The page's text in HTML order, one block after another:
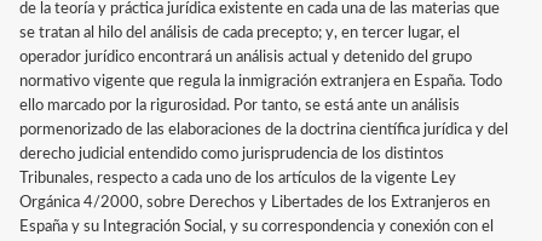
de la teoría y práctica jurídica existente en cada una de las materias que
se tratan al hilo del análisis de cada precepto; y, en tercer lugar, el
operador jurídico encontrará un análisis actual y detenido del grupo
normativo vigente que regula la inmigración extranjera en España. Todo
ello marcado por la rigurosidad. Por tanto, se está ante un análisis
pormenorizado de las elaboraciones de la doctrina científica jurídica y del
derecho judicial entendido como jurisprudencia de los distintos
Tribunales, respecto a cada uno de los artículos de la vigente Ley
Orgánica 4/2000, sobre Derechos y Libertades de los Extranjeros en
España y su Integración Social, y su correspondencia y conexión con el